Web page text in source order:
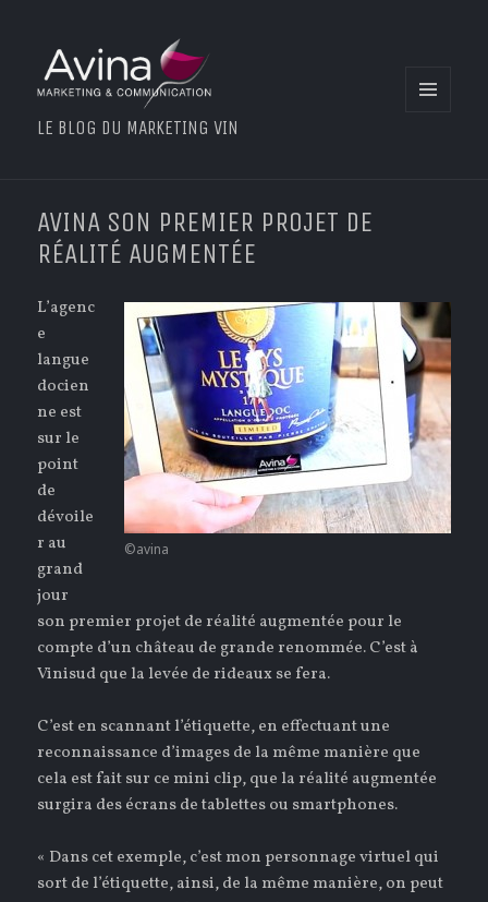
LE BLOG DU MARKETING VIN
AVINA SON PREMIER PROJET DE
RÉALITÉ AUGMENTÉE
©avina
L’agenc
e
langue
docien
ne est
sur le
point
de
dévoile
r au
grand
jour
son premier projet de réalité augmentée pour le
compte d’un château de grande renommée. C’est à
Vinisud que la levée de rideaux se fera.
C’est en scannant l’étiquette, en effectuant une
reconnaissance d’images de la même manière que
cela est fait sur ce mini clip, que la réalité augmentée
surgira des écrans de tablettes ou smartphones.
« Dans cet exemple, c’est mon personnage virtuel qui
sort de l’étiquette, ainsi, de la même manière, on peut